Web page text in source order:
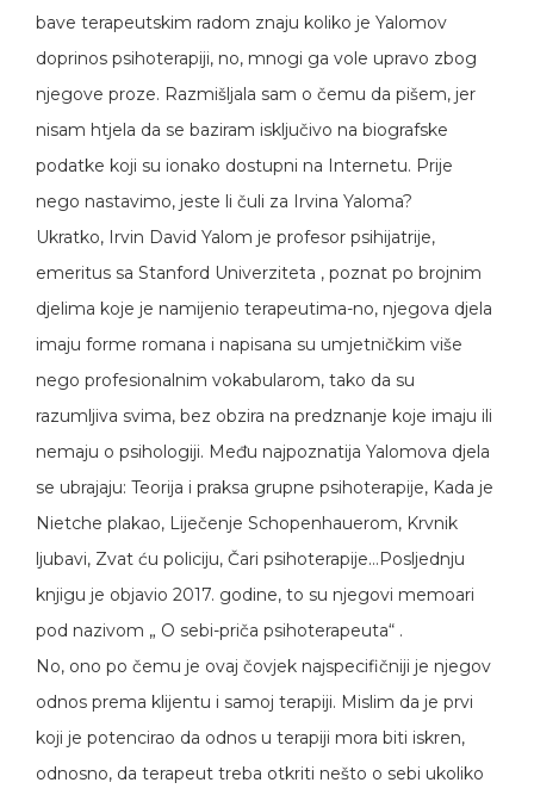
bave terapeutskim radom znaju koliko je Yalomov
doprinos psihoterapiji, no, mnogi ga vole upravo zbog
njegove proze. Razmišljala sam o čemu da pišem, jer
nisam htjela da se baziram isključivo na biografske
podatke koji su ionako dostupni na Internetu. Prije
nego nastavimo, jeste li čuli za Irvina Yaloma?
Ukratko, Irvin David Yalom je profesor psihijatrije,
emeritus sa Stanford Univerziteta , poznat po brojnim
djelima koje je namijenio terapeutima-no, njegova djela
imaju forme romana i napisana su umjetničkim više
nego profesionalnim vokabularom, tako da su
razumljiva svima, bez obzira na predznanje koje imaju ili
nemaju o psihologiji. Među najpoznatija Yalomova djela
se ubrajaju: Teorija i praksa grupne psihoterapije, Kada je
Nietche plakao, Liječenje Schopenhauerom, Krvnik
ljubavi, Zvat ću policiju, Čari psihoterapije…Posljednju
knjigu je objavio 2017. godine, to su njegovi memoari
pod nazivom „ O sebi-priča psihoterapeuta“ .
No, ono po čemu je ovaj čovjek najspecifičniji je njegov
odnos prema klijentu i samoj terapiji. Mislim da je prvi
koji je potencirao da odnos u terapiji mora biti iskren,
odnosno, da terapeut treba otkriti nešto o sebi ukoliko